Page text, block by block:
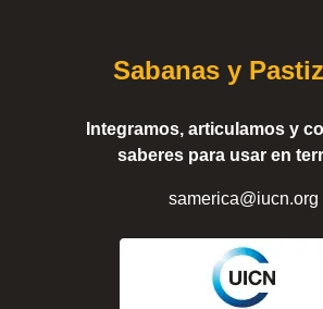
Sabanas y
Integramos, articulamos y
saberes para usar en
samerica@iucn.org